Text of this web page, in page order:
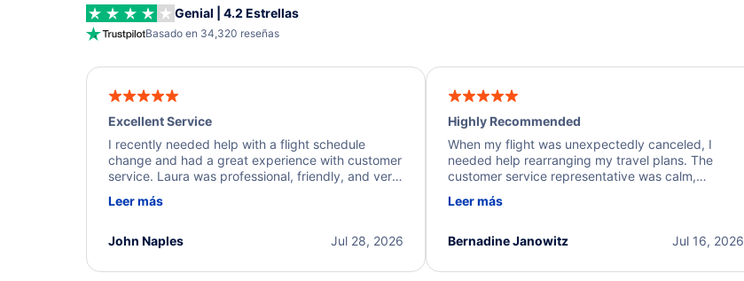
Genial | 4.2 Estrellas
Basado en 34,320 reseñas
Excellent Service
I recently needed help with a flight schedule
change and had a great experience with customer
service. Laura was professional, friendly, and very
a solution and kept me informed of the next steps.
Leer más
Jul 28, 2026
John Naples
Highly Recommended
When my flight was unexpectedly canceled, I
needed help rearranging my travel plans. The
customer service representative was calm,
process. They quickly found alternative flight
I truly appreciate the excellent support and
Leer más
Jul 16, 2026
Bernadine Janowitz